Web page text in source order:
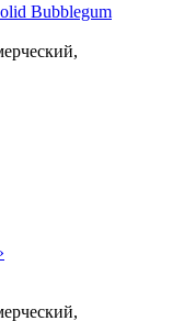
Bubblegum